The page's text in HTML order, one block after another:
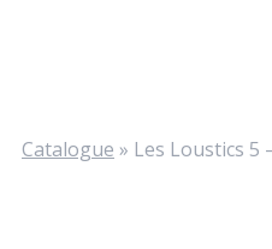
Catalogue » Les Loustics 5